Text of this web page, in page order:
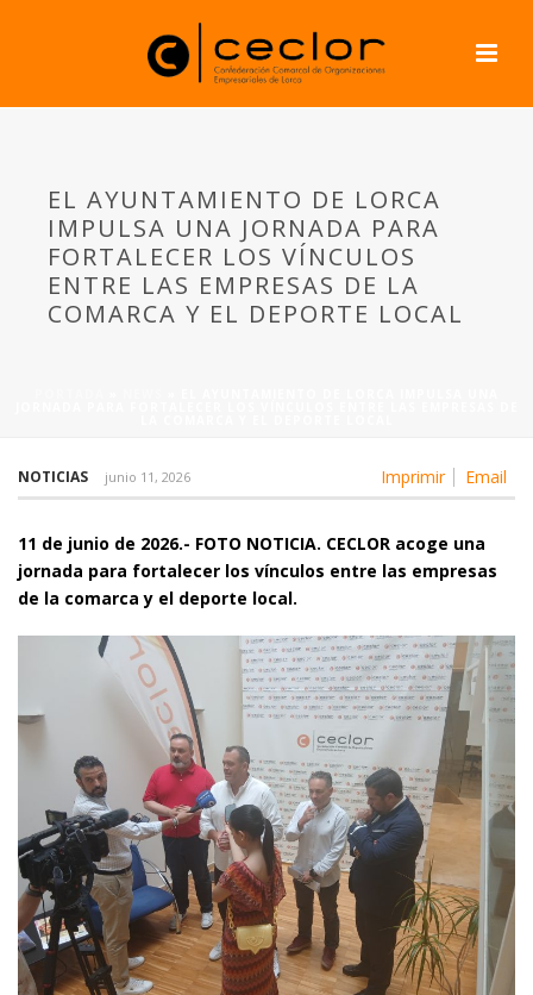
EL AYUNTAMIENTO DE LORCA
IMPULSA UNA JORNADA PARA
FORTALECER LOS VÍNCULOS
ENTRE LAS EMPRESAS DE LA
COMARCA Y EL DEPORTE LOCAL
Imprimir Email
NOTICIAS junio 11, 2026
11 de junio de 2026.- FOTO NOTICIA. CECLOR acoge una
jornada para fortalecer los vínculos entre las empresas
de la comarca y el deporte local.